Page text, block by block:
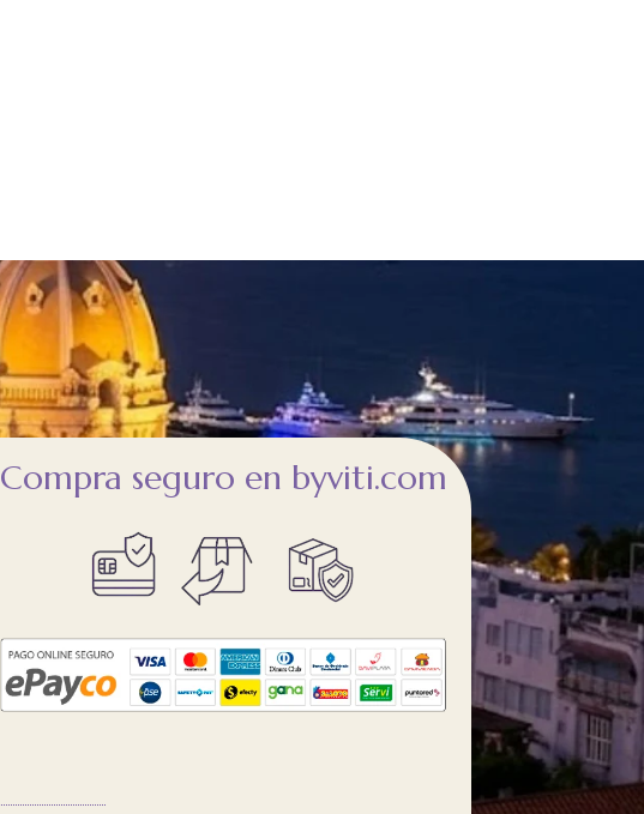
Compra seguro en byviti.com